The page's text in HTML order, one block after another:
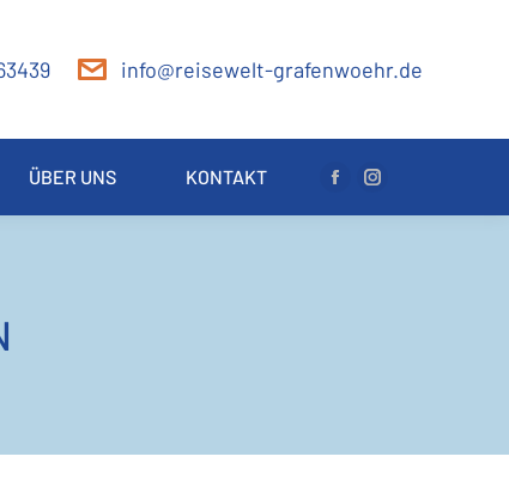
info@reisewelt-grafenwoehr.de
ÜBER UNS KONTAKT
Facebook
page
Instagram
page